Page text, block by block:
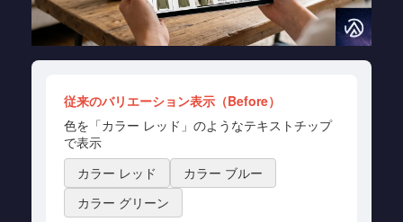
従来のバリエーション表示（Before）
色を「カラー レッド」のようなテキストチップ
で表示
カラー レッド
カラー ブルー
カラー グリーン